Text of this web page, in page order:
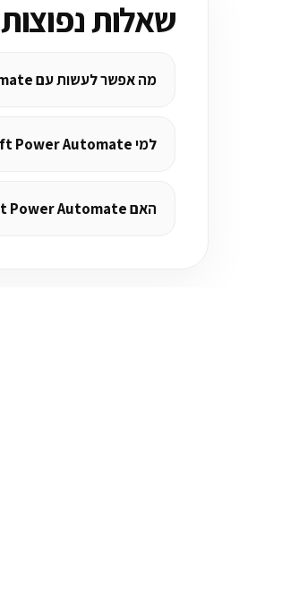
שאלות נפוצות
מה אפשר לעשות עם Microsoft Power Automate?
למי Microsoft Power Automate מתאים?
האם Microsoft Power Automate מתאים למתחילים?